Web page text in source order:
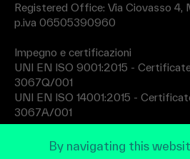
Registered Office: Via Ciovasso 4,
p.iva 06505390960
Impegno e certificazioni
UNI EN ISO 9001:2015 -
3067Q/001
UNI EN ISO 14001:2015 -
3067A/001
By navigating this